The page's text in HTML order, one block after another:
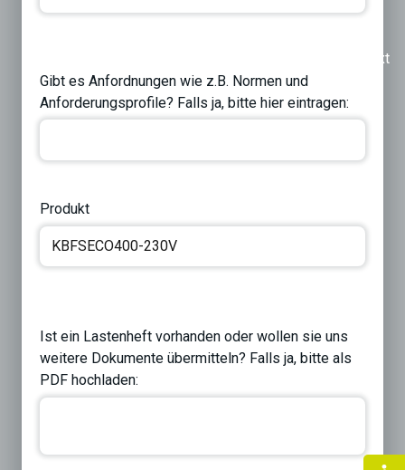
Next
Gibt es Anfordnungen wie z.B. Normen und
Anforderungsprofile? Falls ja, bitte hier eintragen:
Produkt
Ist ein Lastenheft vorhanden oder wollen sie uns
weitere Dokumente übermitteln? Falls ja, bitte als
PDF hochladen: